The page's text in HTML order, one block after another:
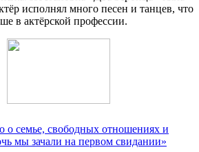
исполнял много песен и танцев, что
в актёрской профессии.
о семье, свободных отношениях и
мы зачали на первом свидании»